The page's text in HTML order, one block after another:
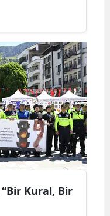
Kural, Bir